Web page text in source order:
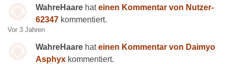
WahreHaare hateinen Kommentar von Nutzer-
62347 kommentiert.
Vor 3 Jahren
WahreHaare hateinen Kommentar von Daimyo
Asphyx kommentiert.